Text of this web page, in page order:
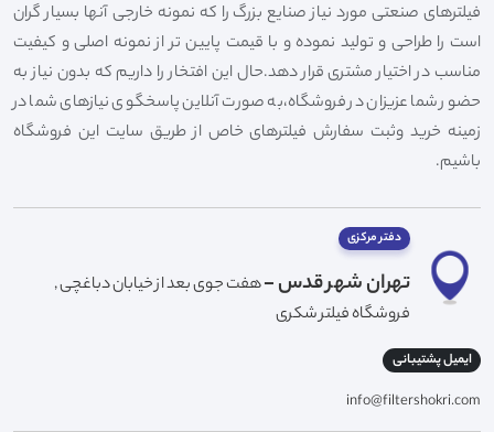
فیلترهای صنعتی مورد نیاز صنایع بزرگ را که نمونه خارجی آنها بسیار گران
است را طراحی و تولید نموده و با قیمت پایین تر از نمونه اصلی و کیفیت
مناسب در اختیار مشتری قرار دهد.حال این افتخار را داریم که بدون نیاز به
حضور شما عزیزان در فروشگاه،به صورت آنلاین پاسخگوی نیازهای شما در
زمینه خرید وثبت سفارش فیلترهای خاص از طریق سایت این فروشگاه
باشیم.
دفتر مرکزی
تهران شهر قدس -هفت جوی بعد از خیابان دباغچی ,
فروشگاه فیلتر شکری
ایمیل پشتیبانی
info@filtershokri.com